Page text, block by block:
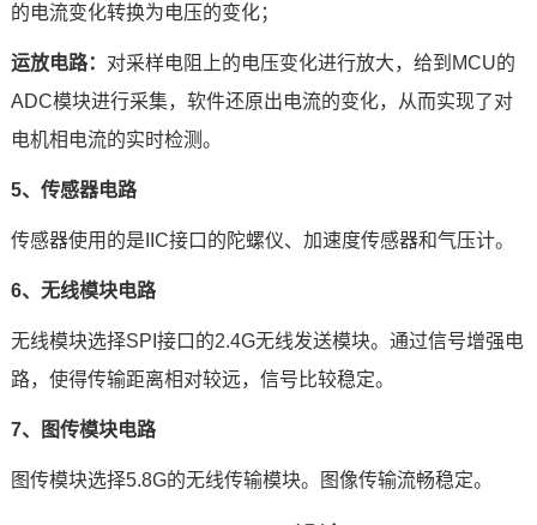
的电流变化转换为电压的变化；
运放电路： 对采样电阻上的电压变化进行放大，给到MCU的
ADC模块进行采集，软件还原出电流的变化，从而实现了对
电机相电流的实时检测。
5、传感器电路
传感器使用的是IIC接口的陀螺仪、加速度传感器和气压计。
6、无线模块电路
无线模块选择SPI 接口的2.4G无线发送模块。通过信号增强电
路，使得传输距离相对较远，信号比较稳定。
7、图传模块电路
图传模块选择5.8G的无线传输模块。图像传输流畅稳定。